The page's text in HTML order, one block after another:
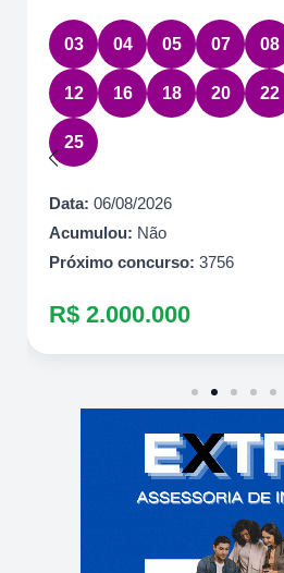
03 04 05 07 08
12 16 18 20 22
25
Data: 06/08/2026
Acumulou: Não
Próximo concurso: 3756
R$ 2.000.000